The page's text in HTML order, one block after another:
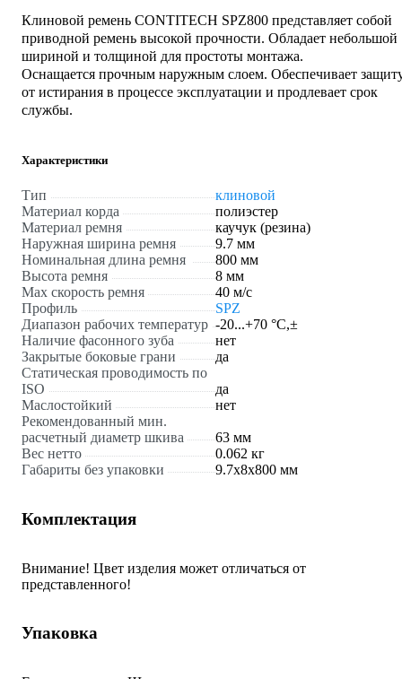
Клиновой ремень CONTITECH SPZ800 представляет собой
приводной ремень высокой прочности. Обладает небольшой
шириной и толщиной для простоты монтажа.
Оснащается прочным наружным слоем. Обеспечивает
от истирания в процессе эксплуатации и продлевает срок
службы.
Характеристики
Тип
клиновой
Материал корда
полиэстер
Материал ремня
каучук (резина)
Наружная ширина ремня
9.7 мм
Номинальная длина ремня
800 мм
Высота ремня
8 мм
Max скорость ремня
40 м/с
Профиль
SPZ
Диапазон рабочих температур -20...+70 °C,±
Наличие фасонного зуба
нет
Закрытые боковые грани
да
Статическая проводимость по
ISO
да
Маслостойкий
нет
Рекомендованный мин.
расчетный диаметр шкива
63 мм
Вес нетто
0.062 кг
Габариты без упаковки
9.7х8х800 мм
Комплектация
Внимание! Цвет изделия может отличаться от
представленного!
Упаковка